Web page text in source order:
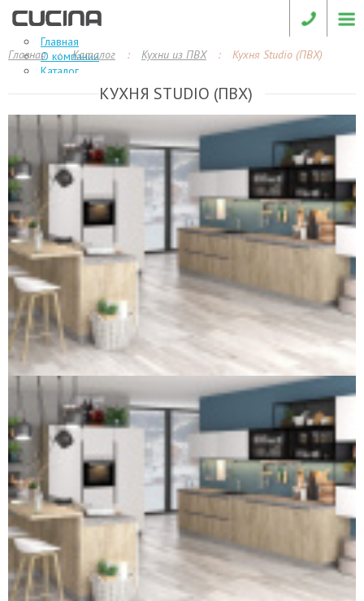
Главная
О компании
Каталог
Кухни c эмалью
Матовые кухни
Кухни из ПВХ
Кухни из МДФ
Кухни МДФ пластик
Кухни из пластика
Кухни TSS
Кухни из ЛДСП
Стекло с интегрированной ручкой
Массив дерева
Клиентам
Отзывы
Материалы
Доставка и сборка
Примеры работ
Контакты
Главная : Каталог : Кухни из ПВХ : Кухня Studio (ПВХ)
КУХНЯ STUDIO (ПВХ)